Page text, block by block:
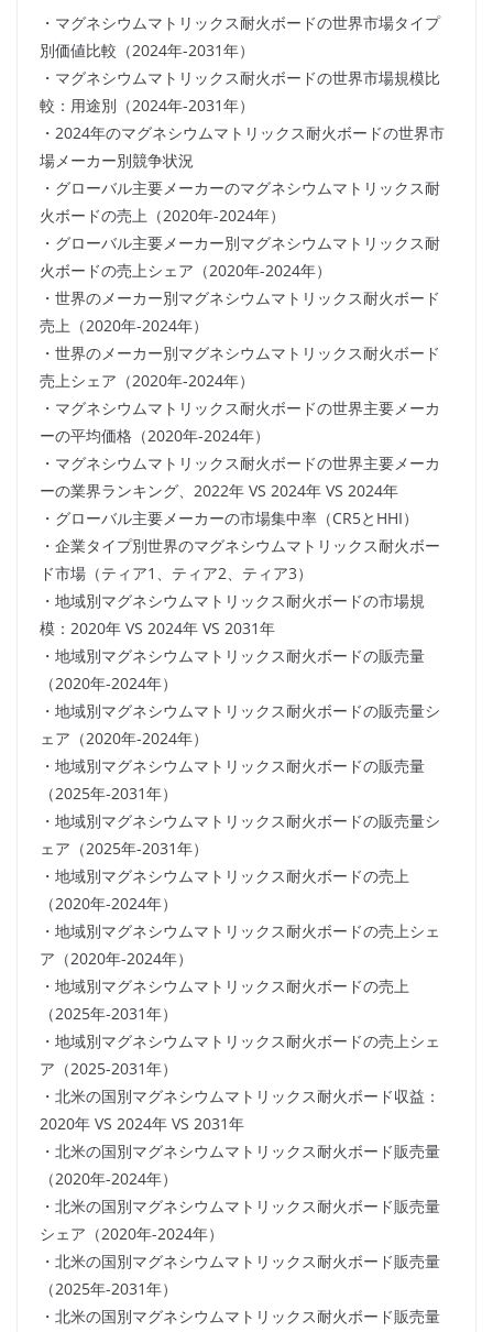
・マグネシウムマトリックス耐火ボードの世界市場タイプ
別価値比較（2024年-2031年）
・マグネシウムマトリックス耐火ボードの世界市場規模比
較：用途別（2024年-2031年）
・2024年のマグネシウムマトリックス耐火ボードの世界市
場メーカー別競争状況
・グローバル主要メーカーのマグネシウムマトリックス耐
火ボードの売上（2020年-2024年）
・グローバル主要メーカー別マグネシウムマトリックス耐
火ボードの売上シェア（2020年-2024年）
・世界のメーカー別マグネシウムマトリックス耐火ボード
売上（2020年-2024年）
・世界のメーカー別マグネシウムマトリックス耐火ボード
売上シェア（2020年-2024年）
・マグネシウムマトリックス耐火ボードの世界主要メーカ
ーの平均価格（2020年-2024年）
・マグネシウムマトリックス耐火ボードの世界主要メーカ
ーの業界ランキング、2022年 VS 2024年 VS 2024年
・グローバル主要メーカーの市場集中率（CR5とHHI）
・企業タイプ別世界のマグネシウムマトリックス耐火ボー
ド市場（ティア1、ティア2、ティア3）
・地域別マグネシウムマトリックス耐火ボードの市場規
模：2020年 VS 2024年 VS 2031年
・地域別マグネシウムマトリックス耐火ボードの販売量
（2020年-2024年）
・地域別マグネシウムマトリックス耐火ボードの販売量シ
ェア（2020年-2024年）
・地域別マグネシウムマトリックス耐火ボードの販売量
（2025年-2031年）
・地域別マグネシウムマトリックス耐火ボードの販売量シ
ェア（2025年-2031年）
・地域別マグネシウムマトリックス耐火ボードの売上
（2020年-2024年）
・地域別マグネシウムマトリックス耐火ボードの売上シェ
ア（2020年-2024年）
・地域別マグネシウムマトリックス耐火ボードの売上
（2025年-2031年）
・地域別マグネシウムマトリックス耐火ボードの売上シェ
ア（2025-2031年）
・北米の国別マグネシウムマトリックス耐火ボード収益：
2020年 VS 2024年 VS 2031年
・北米の国別マグネシウムマトリックス耐火ボード販売量
（2020年-2024年）
・北米の国別マグネシウムマトリックス耐火ボード販売量
シェア（2020年-2024年）
・北米の国別マグネシウムマトリックス耐火ボード販売量
（2025年-2031年）
・北米の国別マグネシウムマトリックス耐火ボード販売量